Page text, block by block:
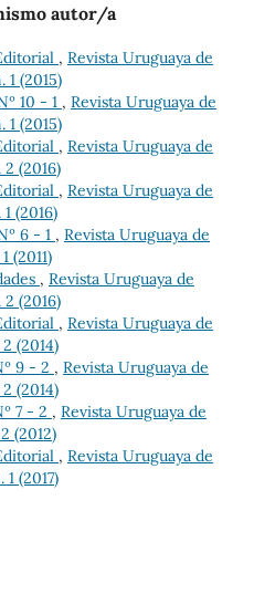
autor/a
, Revista Uruguaya de
(2015)
10 - 1 , Revista Uruguaya de
(2015)
, Revista Uruguaya de
(2016)
, Revista Uruguaya de
(2016)
6 - 1 , Revista Uruguaya de
(2011)
, Revista Uruguaya de
(2016)
, Revista Uruguaya de
(2014)
9 - 2 , Revista Uruguaya de
(2014)
7 - 2 , Revista Uruguaya de
(2012)
, Revista Uruguaya de
(2017)